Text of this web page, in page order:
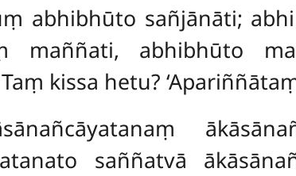
abhibhūto sañjānāti;
maññati, abhibhūto
kissa hetu?
saññatvā